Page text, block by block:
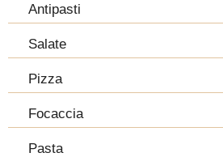
Antipasti
Salate
Pizza
Focaccia
Pasta